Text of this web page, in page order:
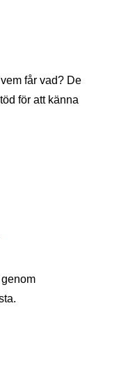
får vad? De
för att känna